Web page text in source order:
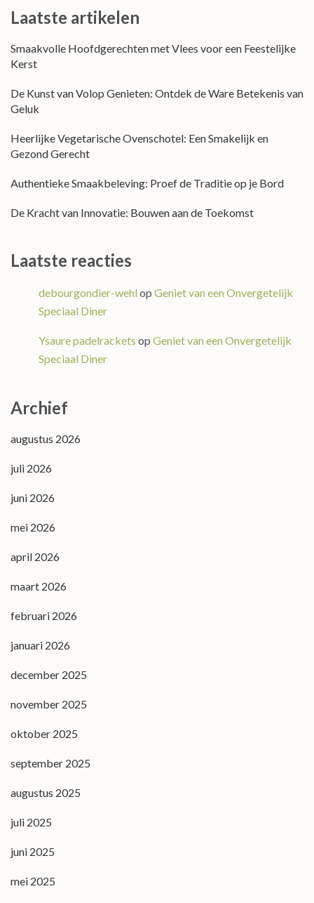
Laatste artikelen
Smaakvolle Hoofdgerechten met Vlees voor een Feestelijke
Kerst
De Kunst van Volop Genieten: Ontdek de Ware Betekenis van
Geluk
Heerlijke Vegetarische Ovenschotel: Een Smakelijk en
Gezond Gerecht
Authentieke Smaakbeleving: Proef de Traditie op je Bord
De Kracht van Innovatie: Bouwen aan de Toekomst
Laatste reacties
debourgondier-wehl op Geniet van een Onvergetelijk
Speciaal Diner
Ysaure padelrackets op Geniet van een Onvergetelijk
Speciaal Diner
Archief
augustus 2026
juli 2026
juni 2026
mei 2026
april 2026
maart 2026
februari 2026
januari 2026
december 2025
november 2025
oktober 2025
september 2025
augustus 2025
juli 2025
juni 2025
mei 2025